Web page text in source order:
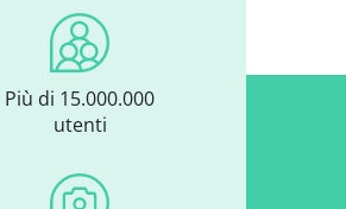
Più di 15.000.000
utenti